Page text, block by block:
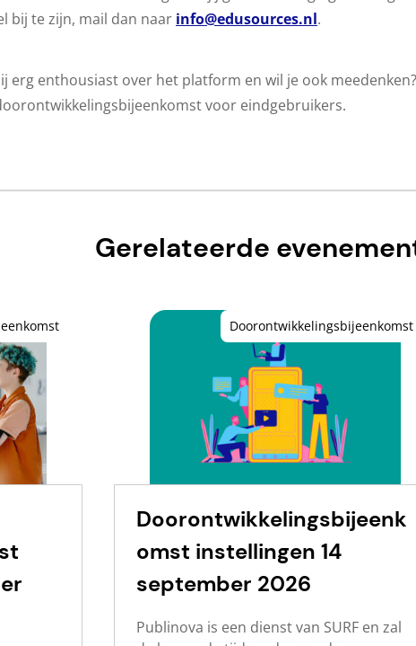
bij te zijn, mail dan naar info@edusources.nl.
erg enthousiast over het platform en wil je ook
voor eindgebruikers.
Gerelateerde
Doorontwikkelingsbijeenk
omst instellingen 14
september 2026
Publinova is een dienst van SURF en zal
Doorontwikkelingsbijeenkomst